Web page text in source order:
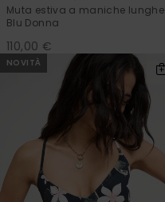
Muta estiva a maniche lunghe
Blu Donna
110,00 €
NOVITÀ